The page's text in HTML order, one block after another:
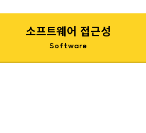
소프트웨어 접근성
Software